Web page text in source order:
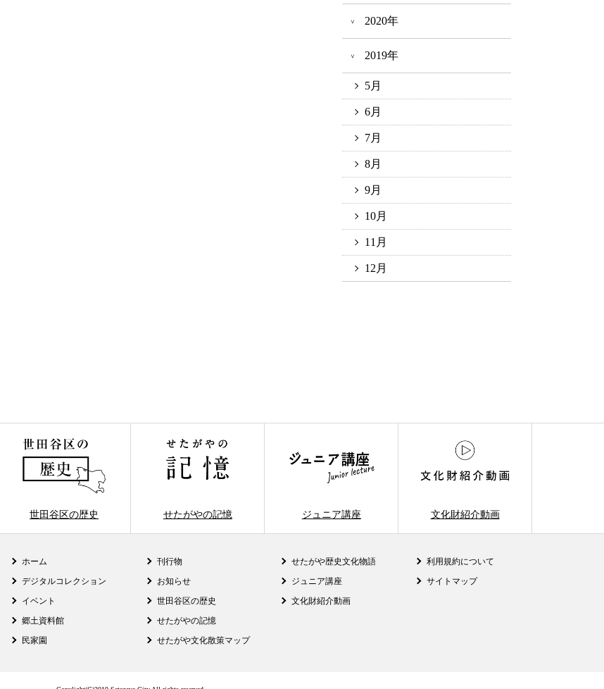
2020年
2019年
5月
6月
7月
8月
9月
10月
11月
12月
世田谷区の歴史 せたがやの記憶 ジュニア講座 文化財紹介動画
ホーム
デジタルコレクション
イベント
郷土資料館
民家園
刊行物
お知らせ
世田谷区の歴史
せたがやの記憶
せたがや文化散策マップ
せたがや歴史文化物語
ジュニア講座
文化財紹介動画
利用規約について
サイトマップ